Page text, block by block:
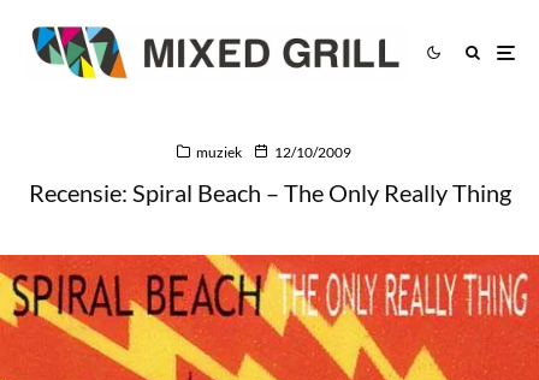
muziek 12/10/2009
Recensie: Spiral Beach – The Only Really Thing